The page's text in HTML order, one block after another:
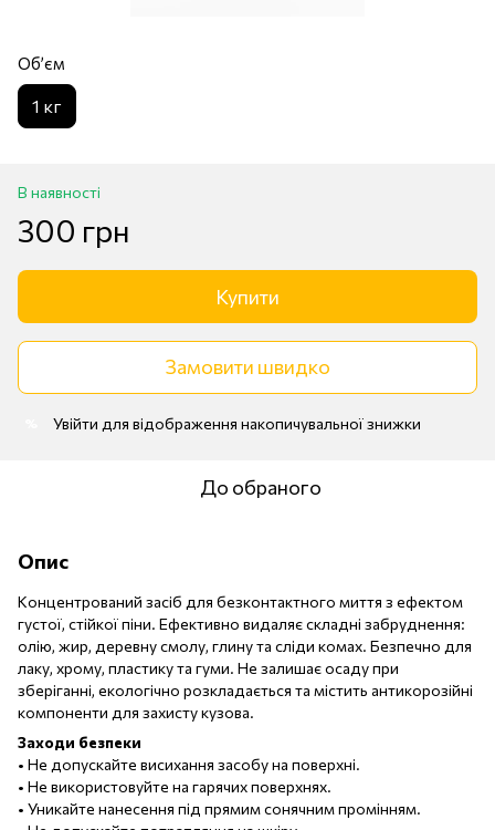
Обʼєм
1 кг
В наявності
300 грн
Купити
Замовити швидко
Увійти для відображення накопичувальної знижки
До обраного
Опис
Концентрований засіб для безконтактного миття з ефектом
густої, стійкої піни. Ефективно видаляє складні забруднення:
олію, жир, деревну смолу, глину та сліди комах. Безпечно для
лаку, хрому, пластику та гуми. Не залишає осаду при
зберіганні, екологічно розкладається та містить антикорозійні
компоненти для захисту кузова.
Заходи безпеки
• Не допускайте висихання засобу на поверхні.
• Не використовуйте на гарячих поверхнях.
• Уникайте нанесення під прямим сонячним промінням.